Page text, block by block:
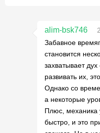
alim-bsk746
Забавное
становится
захватывает
развивать их,
Однако со
а некоторые
Плюс, механика
быстро, и это